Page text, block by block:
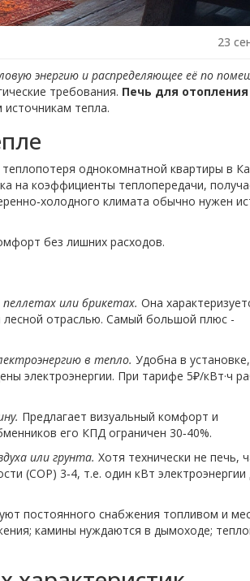
23
энергию и распределяющее её по
требования. Печь для отопления
тепла.
однокомнатной квартиры в
на коэффициенты теплопередачи,
климата обычно нужен
без лишних расходов.
или брикетах. Она
лесной отраслью. Самый большой плюс -
в тепло. Удобна в
электроэнергии. При тарифе 5₽/кВт·ч
. Предлагает визуальный комфорт и
его КПД ограничен 30‑40%.
или грунта. Хотя технически не печь,
(COP) 3‑4, т.е. один кВт электроэнергии
постоянного снабжения топливом и
камины нуждаются в дымоходе;